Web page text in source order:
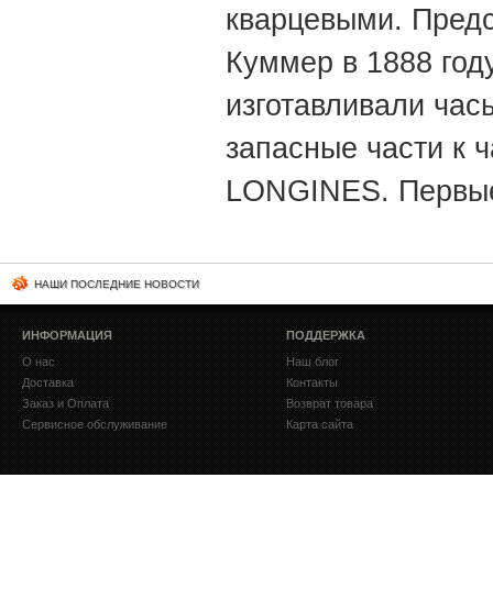
кварцевыми.
Куммер в 1888
изготавливали
запасные части к
LONGINES.
НАШИ ПОСЛЕДНИЕ НОВОСТИ
ИНФОРМАЦИЯ
О нас
Доставка
Заказ и Оплата
Сервисное обслуживание
ПОДДЕРЖКА
Наш блог
Контакты
Возврат товара
Карта сайта